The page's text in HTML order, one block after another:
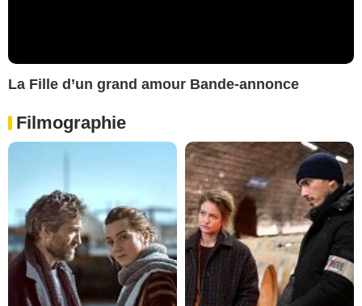
La Fille d’un grand amour Bande-annonce
Filmographie